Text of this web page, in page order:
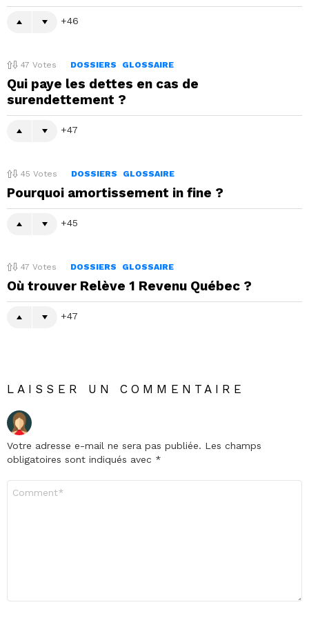
46
47 Votes DOSSIERS GLOSSAIRE
Qui paye les dettes en cas de
surendettement ?
47
45 Votes DOSSIERS GLOSSAIRE
Pourquoi amortissement in fine ?
45
47 Votes DOSSIERS GLOSSAIRE
Où trouver Relève 1 Revenu Québec ?
47
LAISSER UN COMMENTAIRE
Votre adresse e-mail ne sera pas publiée. Les champs
obligatoires sont indiqués avec *